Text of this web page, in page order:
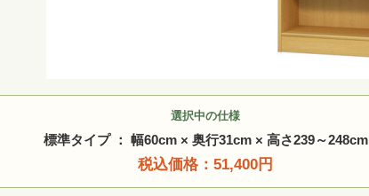
選択中の仕様
標準タイプ ： 幅60cm × 奥行31cm × 高さ239～248cm
税込価格：51,400円